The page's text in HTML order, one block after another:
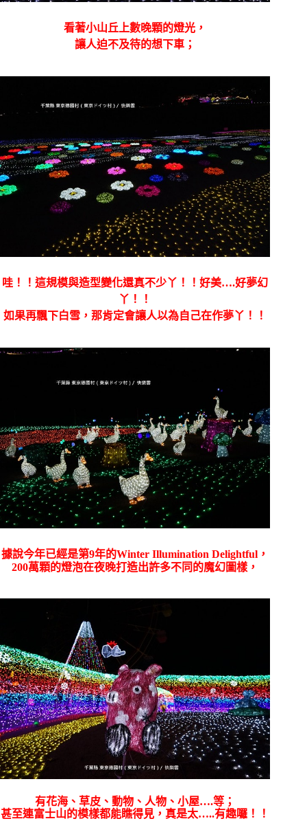
看著小山丘上數晚顆的燈光，
讓人迫不及待的想下車；
哇！！這規模與造型變化還真不少丫！！好美….好夢幻
丫！！
如果再飄下白雪，那肯定會讓人以為自己在作夢丫！！
據說今年已經是第9年的Winter Illumination Delightful，
200萬顆的燈泡在夜晚打造出許多不同的魔幻圖樣，
有花海、草皮、動物、人物、小屋….等；
甚至連富士山的模樣都能瞧得見，真是太…..有趣囉！！